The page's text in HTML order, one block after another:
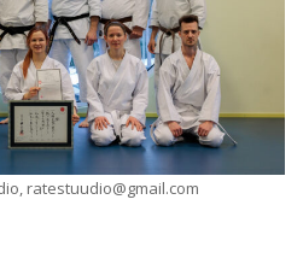
ratestuudio@gmail.com